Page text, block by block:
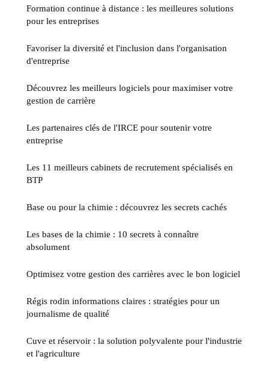
Formation continue à distance : les meilleures solutions
pour les entreprises
Favoriser la diversité et l'inclusion dans l'organisation
d'entreprise
Découvrez les meilleurs logiciels pour maximiser votre
gestion de carrière
Les partenaires clés de l'IRCE pour soutenir votre
entreprise
Les 11 meilleurs cabinets de recrutement spécialisés en
BTP
Base ou pour la chimie : découvrez les secrets cachés
Les bases de la chimie : 10 secrets à connaître
absolument
Optimisez votre gestion des carrières avec le bon logiciel
Régis rodin informations claires : stratégies pour un
journalisme de qualité
Cuve et réservoir : la solution polyvalente pour l'industrie
et l'agriculture